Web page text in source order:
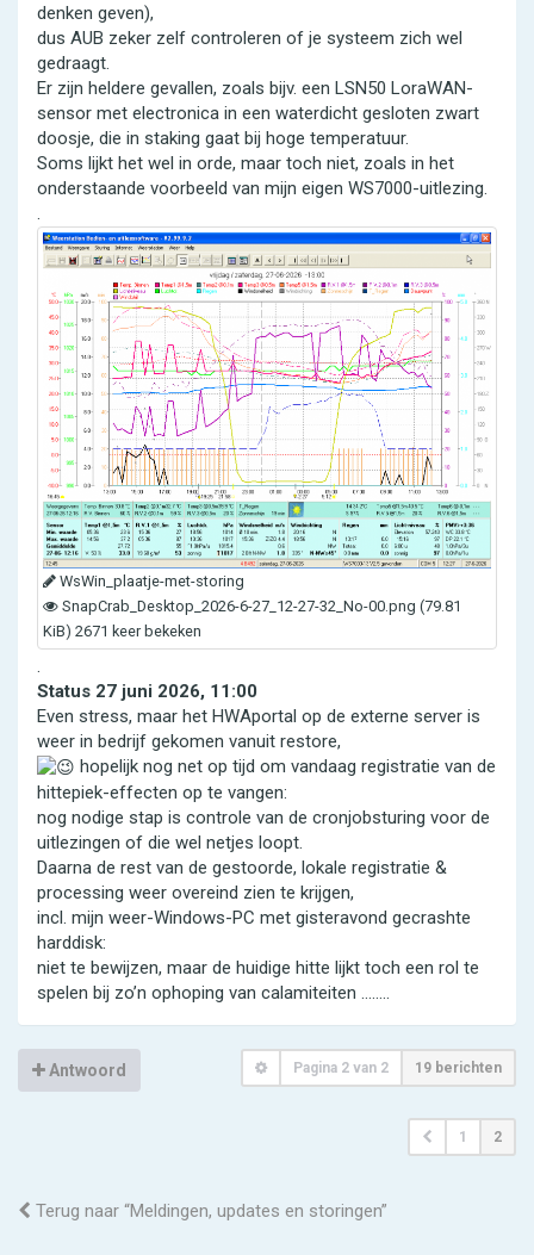
denken geven),
dus AUB zeker zelf controleren of je systeem zich wel
gedraagt.
Er zijn heldere gevallen, zoals bijv. een LSN50 LoraWAN-
sensor met electronica in een waterdicht gesloten zwart
doosje, die in staking gaat bij hoge temperatuur.
Soms lijkt het wel in orde, maar toch niet, zoals in het
onderstaande voorbeeld van mijn eigen WS7000-uitlezing.
.
WsWin_plaatje-met-storing
SnapCrab_Desktop_2026-6-27_12-27-32_No-00.png (79.81
KiB) 2671 keer bekeken
.
Status 27 juni 2026, 11:00
Even stress, maar het HWAportal op de externe server is
weer in bedrijf gekomen vanuit restore,
hopelijk nog net op tijd om vandaag registratie van de
hittepiek-effecten op te vangen:
nog nodige stap is controle van de cronjobsturing voor de
uitlezingen of die wel netjes loopt.
Daarna de rest van de gestoorde, lokale registratie &
processing weer overeind zien te krijgen,
incl. mijn weer-Windows-PC met gisteravond gecrashte
harddisk:
niet te bewijzen, maar de huidige hitte lijkt toch een rol te
spelen bij zo’n ophoping van calamiteiten ……..
Antwoord Pagina 2 van 2 19 berichten
1 2
Terug naar “Meldingen, updates en storingen”